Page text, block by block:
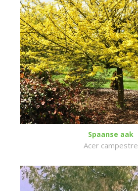
Spaanse aak
Acer campestre